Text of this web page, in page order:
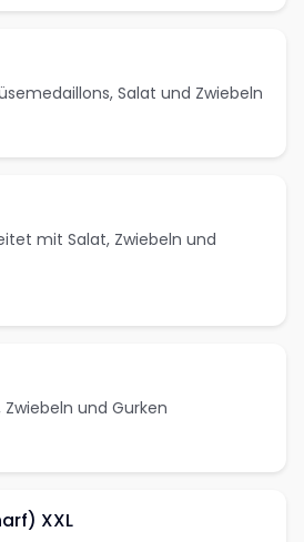
Salat und Zwiebeln
mit Salat, Zwiebeln und
und Gurken
XXL